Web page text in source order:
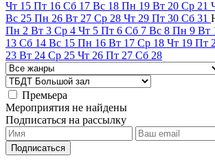
Чт 15 Пт 16 Сб 17 Вс 18 Пн 19 Вт 20 Ср 21
Вс 25 Пн 26 Вт 27 Ср 28 Чт 29 Пт 30 Сб 31
Пн 2 Вт 3 Ср 4 Чт 5 Пт 6 Сб 7 Вс 8 Пн 9 Вт
13 Сб 14 Вс 15 Пн 16 Вт 17 Ср 18 Чт 19 Пт
23 Вт 24 Ср 25 Чт 26 Пт 27 Сб 28
Премьера
Мероприятия не найдены
Подписаться на рассылку